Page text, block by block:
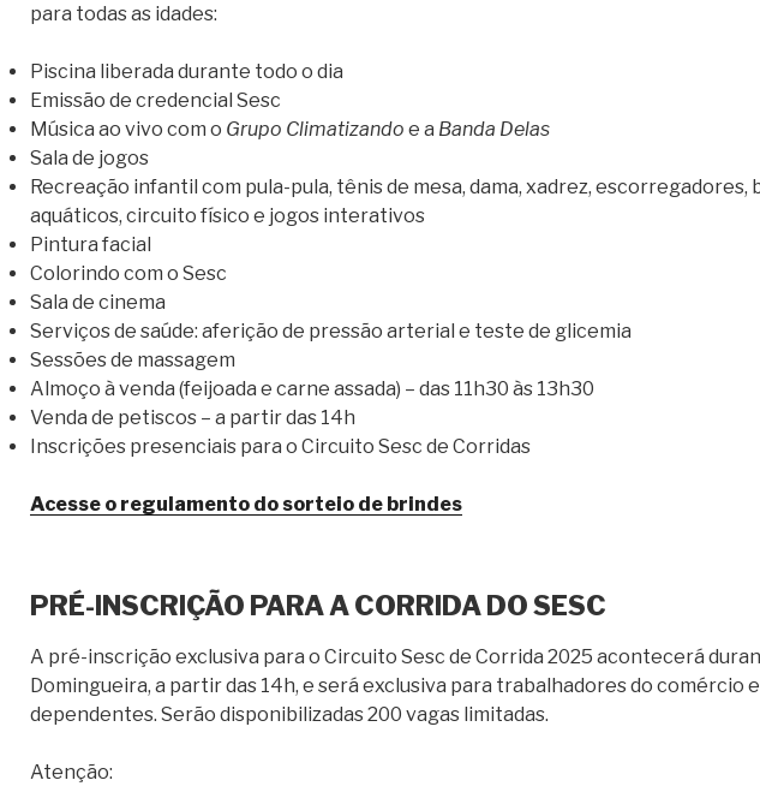
para todas as idades:
Piscina liberada durante todo o dia
Emissão de credencial Sesc
Música ao vivo com o Grupo Climatizando e a Banda Delas
Sala de jogos
Recreação infantil com pula-pula, tênis de mesa, dama, xadrez, escorregadores,
aquáticos, circuito físico e jogos interativos
Pintura facial
Colorindo com o Sesc
Sala de cinema
Serviços de saúde: aferição de pressão arterial e teste de glicemia
Sessões de massagem
Almoço à venda (feijoada e carne assada) – das 11h30 às 13h30
Venda de petiscos – a partir das 14h
Inscrições presenciais para o Circuito Sesc de Corridas
Acesse o regulamento do sorteio de brindes
PRÉ-INSCRIÇÃO PARA A CORRIDA DO SESC
A pré-inscrição exclusiva para o Circuito Sesc de Corrida 2025 acontecerá
Domingueira, a partir das 14h, e será exclusiva para trabalhadores do comércio
dependentes. Serão disponibilizadas 200 vagas limitadas.
Atenção: